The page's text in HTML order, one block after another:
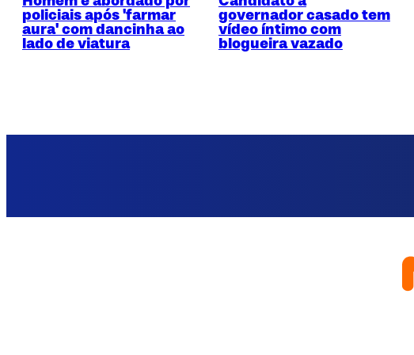
policiais após 'farmar
aura' com dancinha ao
lado de viatura
governador casado tem
vídeo íntimo com
blogueira vazado